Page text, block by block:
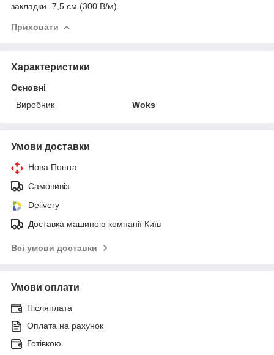
закладки -7,5 см (300 В/м).
Приховати
Характеристики
Основні
Виробник
Woks
Умови доставки
Нова Пошта
Самовивіз
Delivery
Доставка машиною компанії Київ
Всі умови доставки
Умови оплати
Післяплата
Оплата на рахунок
Готівкою